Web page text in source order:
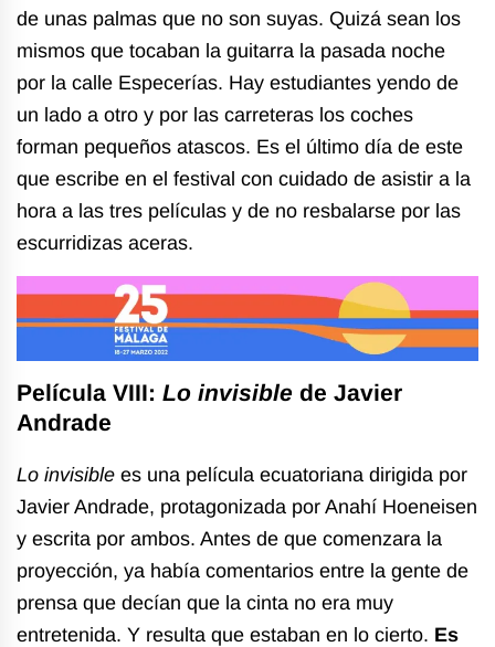
de unas palmas que no son suyas. Quizá sean los
mismos que tocaban la guitarra la pasada noche
por la calle Especerías. Hay estudiantes yendo de
un lado a otro y por las carreteras los coches
forman pequeños atascos. Es el último día de este
que escribe en el festival con cuidado de asistir a la
hora a las tres películas y de no resbalarse por las
escurridizas aceras.
Película VIII: Lo invisible de Javier
Andrade
Lo invisible es una película ecuatoriana dirigida por
Javier Andrade, protagonizada por Anahí Hoeneisen
y escrita por ambos. Antes de que comenzara la
proyección, ya había comentarios entre la gente de
prensa que decían que la cinta no era muy
entretenida. Y resulta que estaban en lo cierto. Es